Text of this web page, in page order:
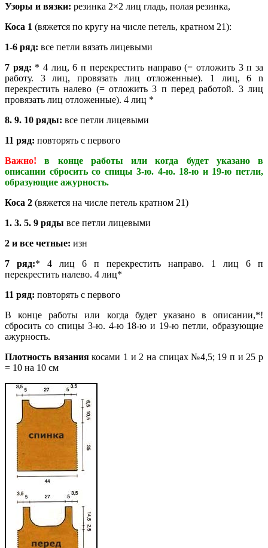
Узоры и вязки: резинка 2×2 лиц гладь, полая резинка,
Коса 1 (вяжется по кругу на числе петель, кратном 21):
1-6 ряд: все петли вязать лицевыми
7 ряд: * 4 лиц, 6 п перекрестить направо (= отложить 3 п за
работу. 3 лиц, провязать лиц отложенные). 1 лиц, 6 n
перекрестить налево (= отложить 3 п перед работой. 3 лиц
провязать лиц отложенные). 4 лиц *
8. 9. 10 ряды: все петли лицевыми
11 ряд: повторять с первого
Важно! в конце работы или когда будет указано в
описании сбросить со спицы 3-ю. 4-ю. 18-ю и 19-ю петли,
образующие ажурность.
Коса 2 (вяжется на числе петель кратном 21)
1. 3. 5. 9 ряды все петли лицевыми
2 и все четные: изн
7 ряд:* 4 лиц 6 п перекрестить направо. 1 лиц 6 п
перекрестить налево. 4 лиц*
11 ряд: повторять с первого
В конце работы или когда будет указано в описании,*!
сбросить со спицы 3-ю. 4-ю 18-ю и 19-ю петли, образующие
ажурность.
Плотность вязаниякосами 1 и 2 на спицах №4,5; 19 п и 25 р
= 10 на 10 см